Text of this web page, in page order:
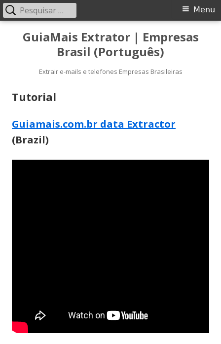
GuiaMais Extrator | Empresas
Brasil (Português)
Extrair e-mails e telefones Empresas Brasileiras
Menu
principal
Menu
Pesquisar
por:
Tutorial
Guiamais.com.br data Extractor
(Brazil)